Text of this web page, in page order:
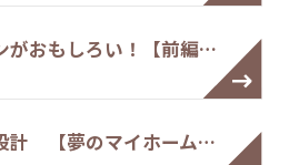
おもしろい！【前編…
計 【夢のマイホーム…